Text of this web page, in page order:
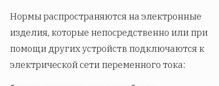
Нормы распространяются на электронные
изделия, которые непосредственно или при
помощи других устройств подключаются к
электрической сети переменного тока: